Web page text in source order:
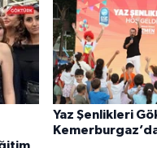
Yaz Şenlikleri